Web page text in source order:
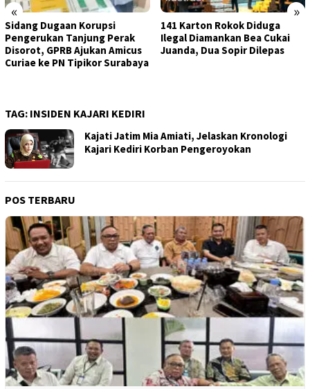
« »
Sidang Dugaan Korupsi
Pengerukan Tanjung Perak
Disorot, GPRB Ajukan Amicus
Curiae ke PN Tipikor Surabaya
141 Karton Rokok Diduga
Ilegal Diamankan Bea Cukai
Juanda, Dua Sopir Dilepas
TAG: INSIDEN KAJARI KEDIRI
Kajati Jatim Mia Amiati, Jelaskan Kronologi
Kajari Kediri Korban Pengeroyokan
POS TERBARU